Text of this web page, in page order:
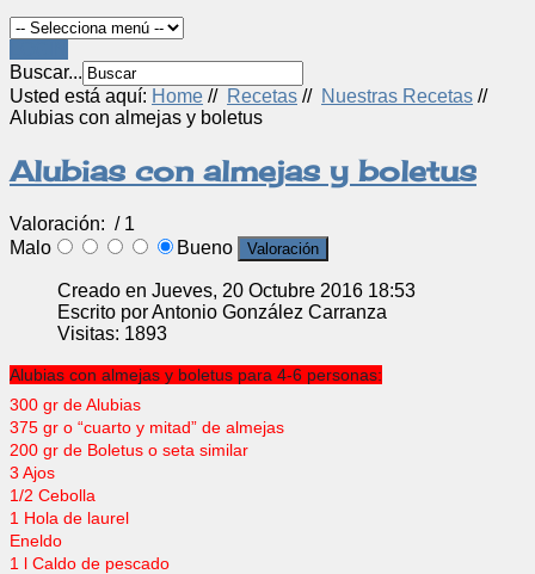
Buscar...
Usted está aquí: Home // Recetas // Nuestras Recetas //
Alubias con almejas y boletus
Alubias con almejas y boletus
Valoración: / 1
Malo
Bueno
Creado en Jueves, 20 Octubre 2016 18:53
Escrito por Antonio González Carranza
Visitas: 1893
Alubias con almejas y boletus para 4-6 personas:
300 gr de Alubias
375 gr o “cuarto y mitad” de almejas
200 gr de Boletus o seta similar
3 Ajos
1/2 Cebolla
1 Hola de laurel
Eneldo
1 l Caldo de pescado